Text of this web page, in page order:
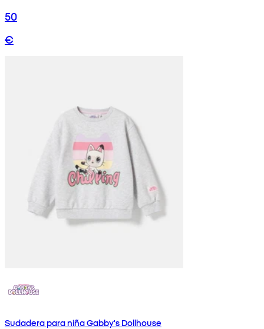
50
€
Sudadera para niña Gabby's Dollhouse